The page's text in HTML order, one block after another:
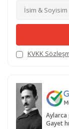
KVKK
Gayet